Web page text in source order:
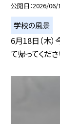
公開日 2026/06/
学校の風景
6月18日（木）
て帰ってくださ